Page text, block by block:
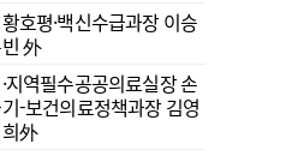
호평·백신수급과장 이승
外
역필수공공의료실장 손
-보건의료정책과장 김영
外